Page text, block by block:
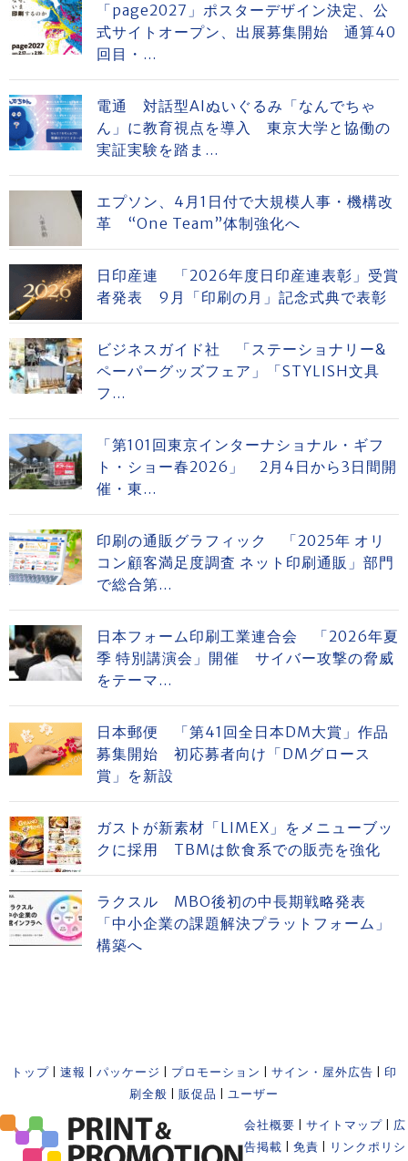
「page2027」ポスターデザイン決定、公
式サイトオープン、出展募集開始 通算40
回目・...
電通 対話型AIぬいぐるみ「なんでちゃ
ん」に教育視点を導入 東京大学と協働の
実証実験を踏ま...
エプソン、4月1日付で大規模人事・機構改
革 “One Team”体制強化へ
日印産連 「2026年度日印産連表彰」受賞
者発表 9月「印刷の月」記念式典で表彰
ビジネスガイド社 「ステーショナリー&
ペーパーグッズフェア」「STYLISH文具
フ...
「第101回東京インターナショナル・ギフ
ト・ショー春2026」 2月4日から3日間開
催・東...
印刷の通販グラフィック 「2025年 オリ
コン顧客満足度調査 ネット印刷通販」部門
で総合第...
日本フォーム印刷工業連合会 「2026年夏
季 特別講演会」開催 サイバー攻撃の脅威
をテーマ...
日本郵便 「第41回全日本DM大賞」作品
募集開始 初応募者向け「DMグロース
賞」を新設
ガストが新素材「LIMEX」をメニューブッ
クに採用 TBMは飲食系での販売を強化
ラクスル MBO後初の中長期戦略発表
「中小企業の課題解決プラットフォーム」
構築へ
トップ 速報 パッケージ プロモーション サイン・屋外広告
印
刷全般
販促品 ユーザー
会社概要 サイトマップ
広
告掲載
免責 リンクポリシ